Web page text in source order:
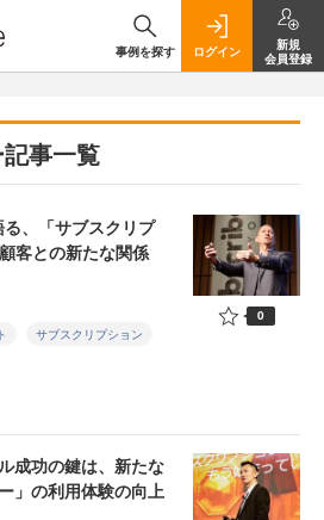
事例を探す ログイン
新規
会員登録
事一覧
、「サブスクリプ
客との新たな関係
サブスクリプション
0
成功の鍵は、新たな
」の利用体験の向上